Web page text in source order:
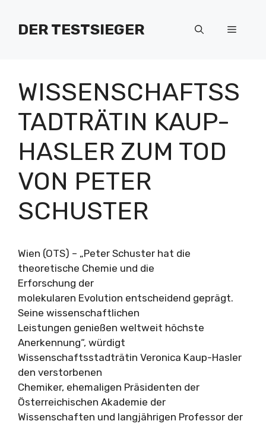
Inhalt
springenDER TESTSIEGER Menü
WISSENSCHAFTSS
TADTRÄTIN KAUP-
HASLER ZUM TOD
VON PETER
SCHUSTER
Wien (OTS) – „Peter Schuster hat die
theoretische Chemie und die
Erforschung der
molekularen Evolution entscheidend geprägt.
Seine wissenschaftlichen
Leistungen genießen weltweit höchste
Anerkennung“, würdigt
Wissenschaftsstadträtin Veronica Kaup-Hasler
den verstorbenen
Chemiker, ehemaligen Präsidenten der
Österreichischen Akademie der
Wissenschaften und langjährigen Professor der